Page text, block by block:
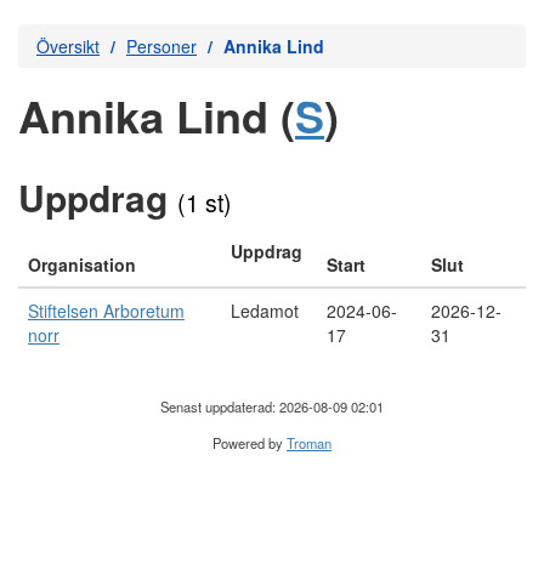
Översikt Personer Annika Lind
Annika Lind (S)
Uppdrag (1 st)
Organisation
Uppdrag
Start
Slut
Stiftelsen Arboretum
norr
Ledamot
2024-06-
17
2026-12-
31
Senast uppdaterad: 2026-08-09 02:01
Powered byTroman